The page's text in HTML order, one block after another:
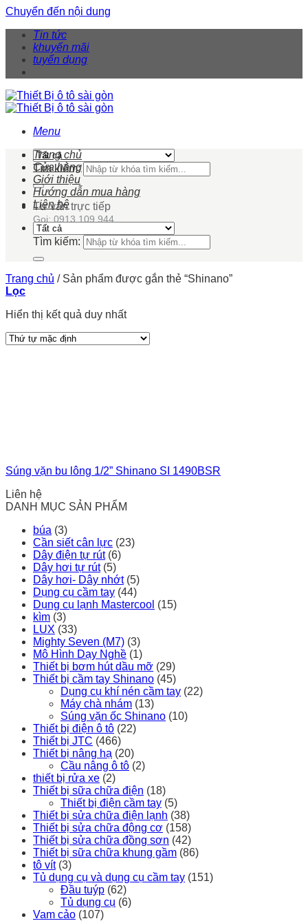
Chuyển đến nội dung
Tin tức
khuyến mãi
tuyển dụng
Menu
Tìm kiếm:
Tư vấn trực tiếp
Gọi: 0913 109 944
Trang chủ
Cửa hàng
Giới thiệu
Hướng dẫn mua hàng
Liên hệ
Tìm kiếm:
Trang chủ /Sản phẩm được gắn thẻ “Shinano”
Lọc
Hiển thị kết quả duy nhất
Súng vặn bu lông 1/2” Shinano SI 1490BSR
Liên hệ
DANH MỤC SẢN PHẨM
búa (3)
Cần siết cân lực (23)
Dây điện tự rút (6)
Dây hơi tự rút (5)
Dây hơi- Dây nhớt (5)
Dụng cụ cầm tay (44)
Dụng cụ lạnh Mastercool (15)
kìm (3)
LUX (33)
Mighty Seven (M7) (3)
Mô Hình Dạy Nghề (1)
Thiết bị bơm hút dầu mỡ (29)
Thiết bị cầm tay Shinano (45)
Dụng cụ khí nén cầm tay (22)
Máy chà nhám (13)
Súng vặn ốc Shinano (10)
Thiết bị điện ô tô (22)
Thiết bị JTC (466)
Thiết bị nâng hạ (20)
Cầu nâng ô tô (2)
thiết bị rửa xe (2)
Thiết bị sữa chữa điện (18)
Thiết bị điện cầm tay (5)
Thiết bị sửa chữa điện lạnh (38)
Thiết bị sửa chữa động cơ (158)
Thiết bị sửa chữa đồng sơn (42)
Thiết bị sữa chữa khung gầm (86)
tô vít (3)
Tủ dụng cụ và dụng cụ cầm tay (151)
Đầu tuýp (62)
Tủ dụng cụ (6)
Vam cảo (107)